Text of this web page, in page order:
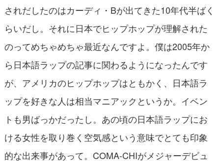
されだしたのはカーディ・Bが出てきた10年代半ばく
らいだし。それに日本でヒップホップが理解された
のってめちゃめちゃ最近なんですよ。僕は2005年か
ら日本語ラップの記事に関わるようになったんです
が、アメリカのヒップホップはともかく、日本語ラ
ップを好きな人は相当マニアックというか。イベン
トも男ばっかだったし。あの頃の日本語ラップにお
ける女性を取り巻く空気感という意味でとても印象
的な出来事があって。COMA-CHIがメジャーデビュ